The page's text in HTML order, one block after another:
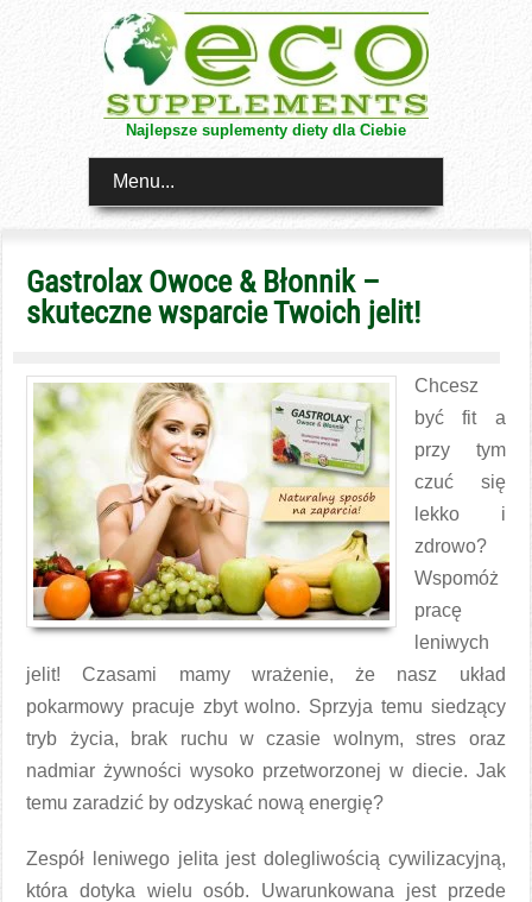
Najlepsze suplementy diety dla Ciebie
Menu...
Gastrolax Owoce & Błonnik –
skuteczne wsparcie Twoich jelit!
Chcesz
być fit a
przy tym
czuć się
lekko i
zdrowo?
Wspomóż
pracę
leniwych
jelit! Czasami mamy wrażenie, że nasz układ
pokarmowy pracuje zbyt wolno. Sprzyja temu siedzący
tryb życia, brak ruchu w czasie wolnym, stres oraz
nadmiar żywności wysoko przetworzonej w diecie. Jak
temu zaradzić by odzyskać nową energię?
Zespół leniwego jelita jest dolegliwością cywilizacyjną,
która dotyka wielu osób. Uwarunkowana jest przede